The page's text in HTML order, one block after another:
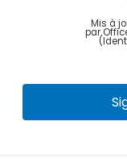
Mis à
par